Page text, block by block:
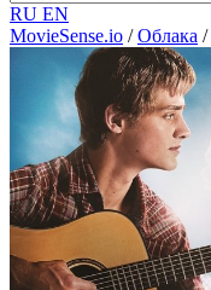
RU EN
MovieSense.io / Облака /